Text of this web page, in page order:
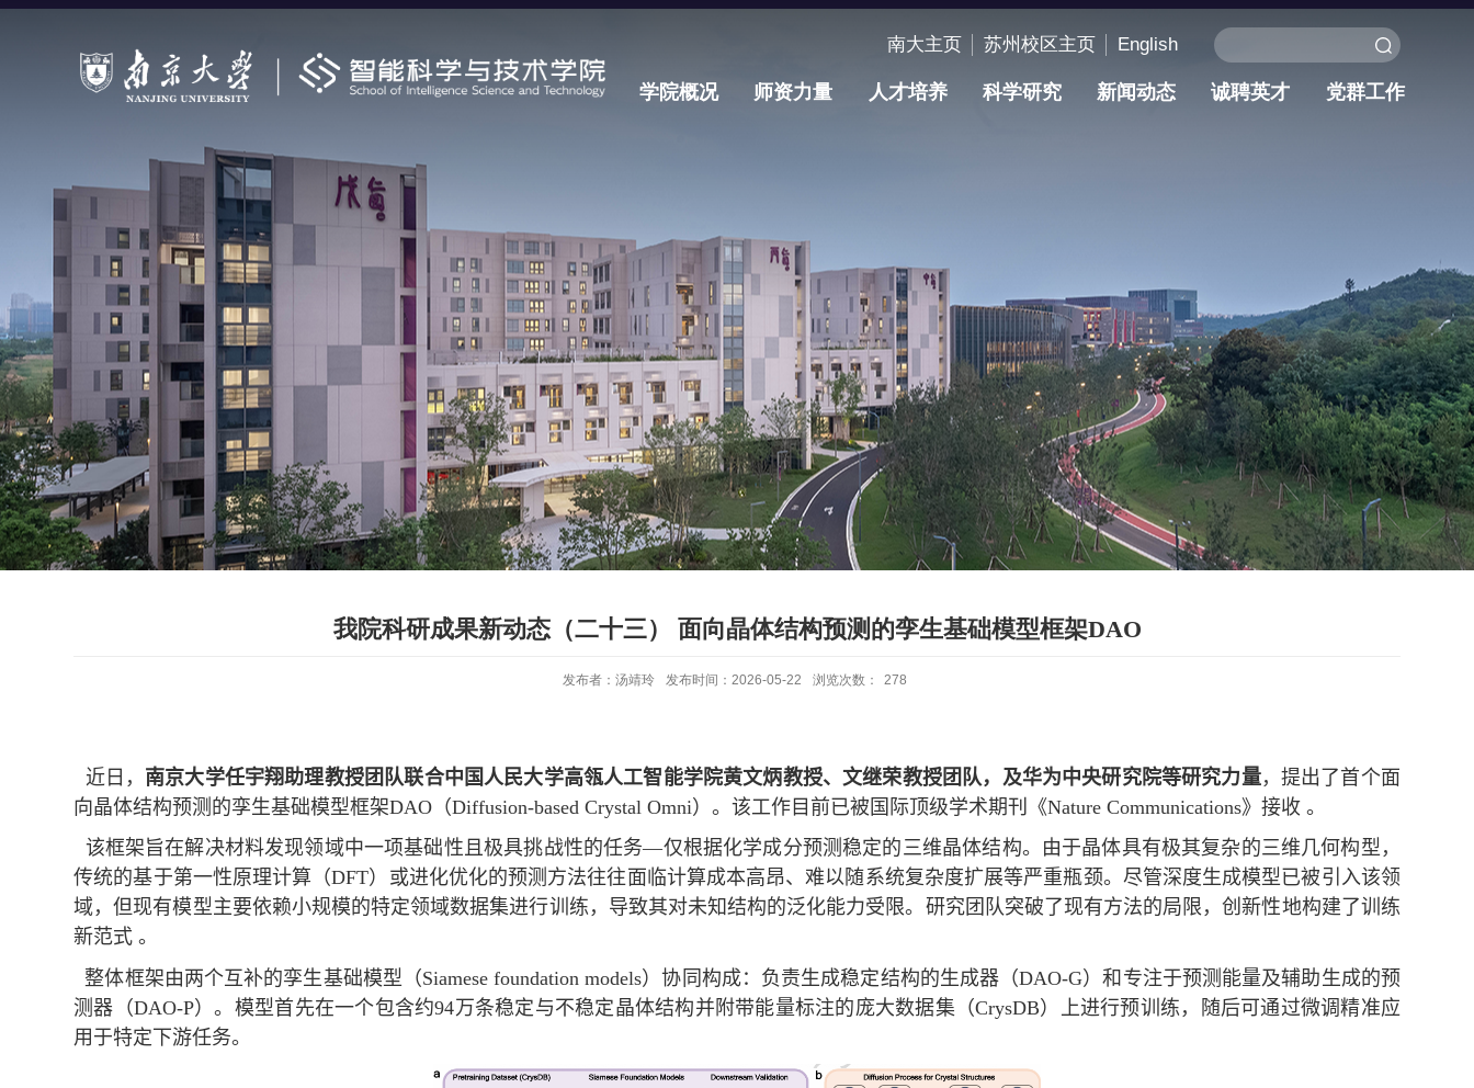
南大主页 苏州校区主页 English
学院概况 师资力量 人才培养 科学研究 新闻动态 诚聘英才 党群工作
我院科研成果新动态（二十三） 面向晶体结构预测的孪生基础模型框架DAO
发布者：汤靖玲 发布时间：2026-05-22 浏览次数： 278
近日， 南京大学任宇翔助理教授团队联合中国人民大学高瓴人工智能学院黄文炳教授、文继荣教授团队，及华为中央研究院等研究力量，提出了首个面
向晶体结构预测的孪生基础模型框架DAO （Diffusion-based Crystal Omni）。该工作目前已被国际顶级学术期刊《Nature Communications》接收 。
该框架旨在解决材料发现领域中一项基础性且极具挑战性的任务—仅根据化学成分预测稳定的三维晶体结构。由于晶体具有极其复杂的三维几何构型，
传统的基于第一性原理计算（DFT）或进化优化的预测方法往往面临计算成本高昂、难以随系统复杂度扩展等严重瓶颈。尽管深度生成模型已被引入该领
域，但现有模型主要依赖小规模的特定领域数据集进行训练，导致其对未知结构的泛化能力受限。研究团队突破了现有方法的局限，创新性地构建了训练
新范式 。
整体框架由两个互补的孪生基础模型（Siamese foundation models）协同构成：负责生成稳定结构的生成器（DAO-G）和专注于预测能量及辅助生成的预
测器（DAO-P）。模型首先在一个包含约94万条稳定与不稳定晶体结构并附带能量标注的庞大数据集（CrysDB）上进行预训练，随后可通过微调精准应
用于特定下游任务。